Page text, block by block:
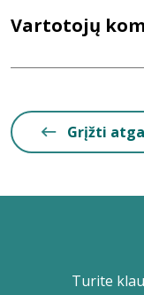
Vartotojų
Grįžti
Turite